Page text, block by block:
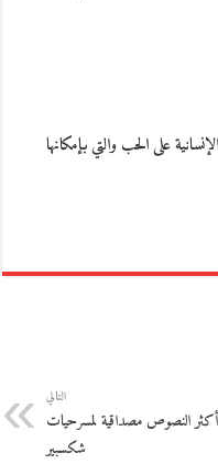
على الحب والتي بإمكانها
التالي
أكثر النصوص مصداقية لمسرحيات
شكسبير